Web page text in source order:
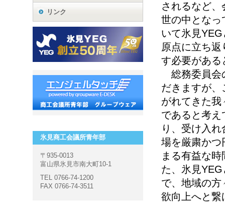
されるなど
世の中となっ
いて氷見
原点に立ち
す必要がある
総務委員会
だきますが
がれてきた
であると考
り、受け入
場を厳粛かつ
まる有益な
た、氷見
で、地域の
欲向上へと繋
リンク
氷見商工会議所青年部
〒935-0013
富山県氷見市南大町10-1
TEL 0766-74-1200
FAX 0766-74-3511